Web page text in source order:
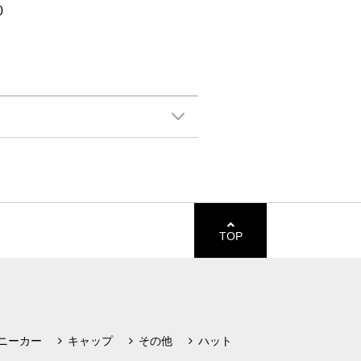
TOP
ーカー キャップ その他 ハット